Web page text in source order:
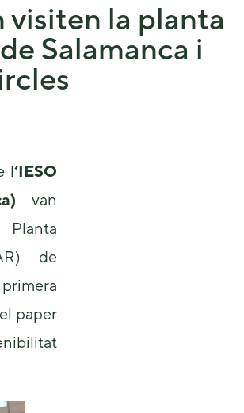
visiten la planta
Salamanca i
l‘IESO
van
de
paper
These
not
They are
needed for